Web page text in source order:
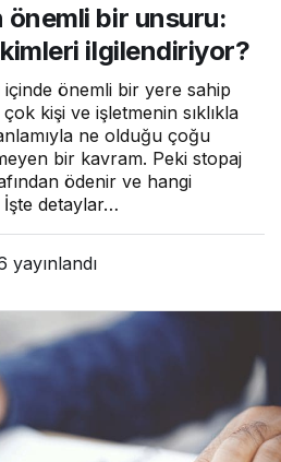
bir unsuru:
ilgilendiriyor?
içinde önemli bir yere sahip
kişi ve işletmenin sıklıkla
ne olduğu çoğu
bir kavram. Peki stopaj
ödenir ve hangi
detaylar…
yayınlandı